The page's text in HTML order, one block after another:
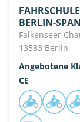
FAHRSCHULE
BERLIN-
Falkenseer
13583 Berlin
Angebotene
CE